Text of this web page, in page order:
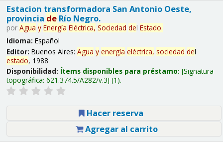
Estacion transformadora San Antonio Oeste,
provincia deRío Negro.
por Agua y Energía Eléctrica, Sociedad del Estado.
Idioma: Español
Editor: Buenos Aires: Agua y energía eléctrica, sociedad del
estado, 1988
Disponibilidad: Ítems disponibles para préstamo: Signatura
topográfica: 621.374.5/A282/v.3 (1).
Hacer reserva
Agregar al carrito